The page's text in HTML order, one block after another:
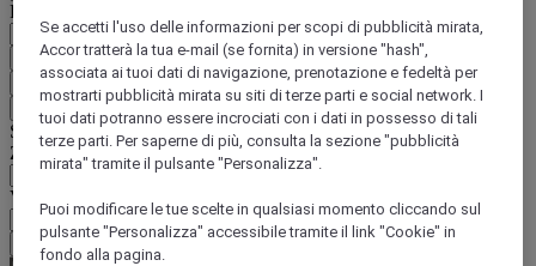
Paese/Regione - Lingua
Confermare Paese e lingua
EUR (€)
Indietro
Selezionare la valuta qui di seguito
Zona geografica
Valuta
Confermare la valuta
Se accetti l'uso delle informazioni per scopi di pubblicità mirata,
Accor tratterà la tua e-mail (se fornita) in versione "hash",
associata ai tuoi dati di navigazione, prenotazione e fedeltà per
mostrarti pubblicità mirata su siti di terze parti e social network. I
tuoi dati potranno essere incrociati con i dati in possesso di tali
terze parti. Per saperne di più, consulta la sezione "pubblicità
mirata" tramite il pulsante "Personalizza".
Puoi modificare le tue scelte in qualsiasi momento cliccando sul
pulsante "Personalizza" accessibile tramite il link "Cookie" in
fondo alla pagina.